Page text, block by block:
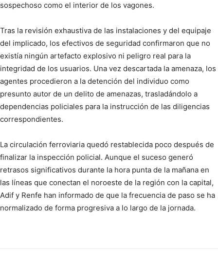
sospechoso como el interior de los vagones.
Tras la revisión exhaustiva de las instalaciones y del equipaje
del implicado, los efectivos de seguridad confirmaron que no
existía ningún artefacto explosivo ni peligro real para la
integridad de los usuarios. Una vez descartada la amenaza, los
agentes procedieron a la detención del individuo como
presunto autor de un delito de amenazas, trasladándolo a
dependencias policiales para la instrucción de las diligencias
correspondientes.
La circulación ferroviaria quedó restablecida poco después de
finalizar la inspección policial. Aunque el suceso generó
retrasos significativos durante la hora punta de la mañana en
las líneas que conectan el noroeste de la región con la capital,
Adif y Renfe han informado de que la frecuencia de paso se ha
normalizado de forma progresiva a lo largo de la jornada.